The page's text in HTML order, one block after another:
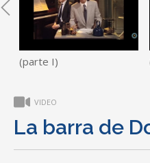
(parte I)
VIDEO
La barra de